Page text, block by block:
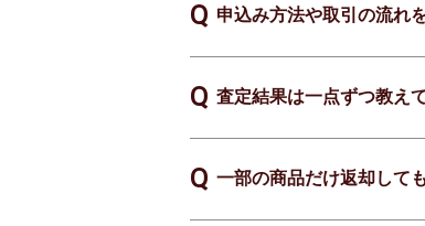
申込み方法や取引の流れ
査定結果は一点ずつ教え
一部の商品だけ返却して